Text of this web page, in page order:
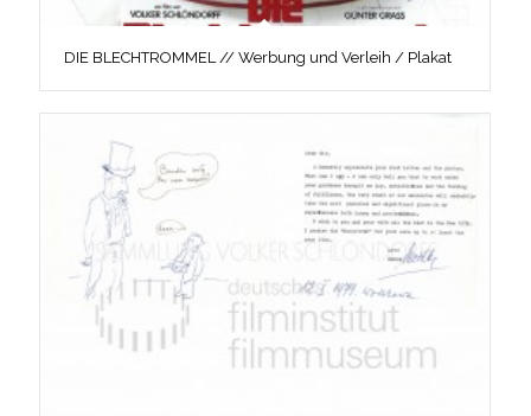
DIE BLECHTROMMEL // Werbung und Verleih / Plakat